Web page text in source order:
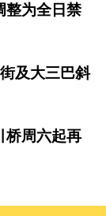
为全日禁
及大三巴斜
周六起再